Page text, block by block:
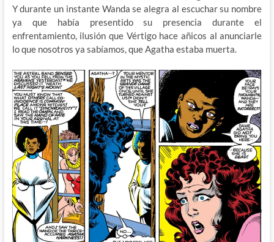
Y durante un instante Wanda se alegra al escuchar su nombre
ya que había presentido su presencia durante el
enfrentamiento, ilusión que Vértigo hace añicos al anunciarle
lo que nosotros ya sabíamos, que Agatha estaba muerta.